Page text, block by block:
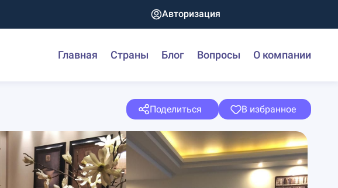
Авторизация
Главная Страны Блог Вопросы О компании
Поделиться В избранное